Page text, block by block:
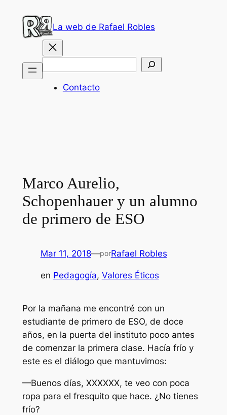
contenido
La web de Rafael Robles
Buscar
Contacto
Marco Aurelio,
Schopenhauer y un alumno
de primero de ESO
Mar 11, 2018—porRafael Robles
en Pedagogía, Valores Éticos
Por la mañana me encontré con un
estudiante de primero de ESO, de doce
años, en la puerta del instituto poco antes
de comenzar la primera clase. Hacía frío y
este es el diálogo que mantuvimos:
—Buenos días, XXXXXX, te veo con poca
ropa para el fresquito que hace. ¿No tienes
frío?